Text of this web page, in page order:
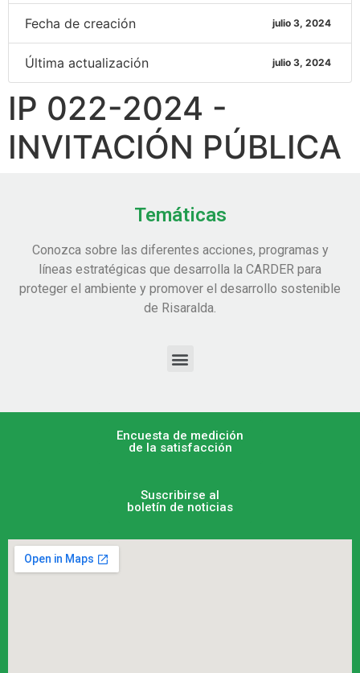
Fecha de creación julio 3, 2024
Última actualización julio 3, 2024
IP 022-2024 -
INVITACIÓN PÚBLICA
Temáticas
Conozca sobre las diferentes acciones, programas y
líneas estratégicas que desarrolla la CARDER para
proteger el ambiente y promover el desarrollo sostenible
de Risaralda.
Encuesta de medición
de la satisfacción
Suscribirse al
boletín de noticias